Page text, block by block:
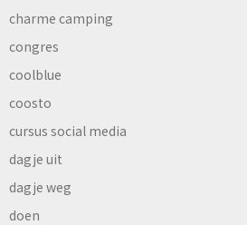
charme camping
congres
coolblue
coosto
cursus social media
dagje uit
dagje weg
doen